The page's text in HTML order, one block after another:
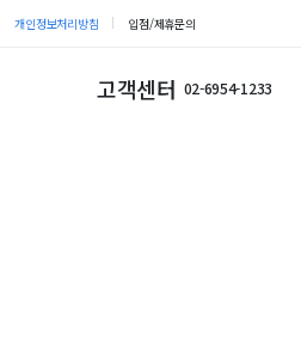
개인정보처리방침 입점/제휴문의
고객센터 02-6954-1233